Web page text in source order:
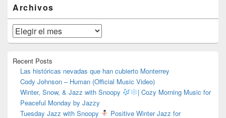
área
de
widget
barra
lateral
Archivos
Archivos
Recent Posts
Las históricas nevadas que han cubierto Monterrey
Cody Johnson – Human (Official Music Video)
Winter, Snow, & Jazz with Snoopy
| Cozy Morning Music for
Peaceful Monday by Jazzy
Tuesday Jazz with Snoopy
Positive Winter Jazz for